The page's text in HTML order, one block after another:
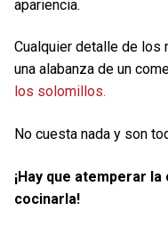
apariencia.
Cualquier detalle de los
una alabanza de un
los solomillos.
No cuesta nada y son
¡Hay que atemperar
cocinarla!